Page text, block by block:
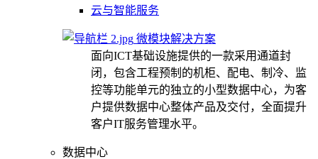
云与智能服务
微模块解决方案
面向ICT基础设施提供的一款采用通道封
闭，包含工程预制的机柜、配电、制冷、监
控等功能单元的独立的小型数据中心，为客
户提供数据中心整体产品及交付，全面提升
客户IT服务管理水平。
数据中心